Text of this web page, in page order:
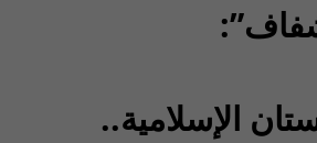
الإسلامية..